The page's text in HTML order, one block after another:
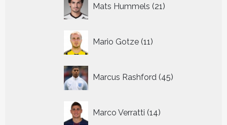
Mats Hummels 21
producten
Mario Gotze 11
producten
Marcus Rashford 45
producten
Marco Verratti 14
producten